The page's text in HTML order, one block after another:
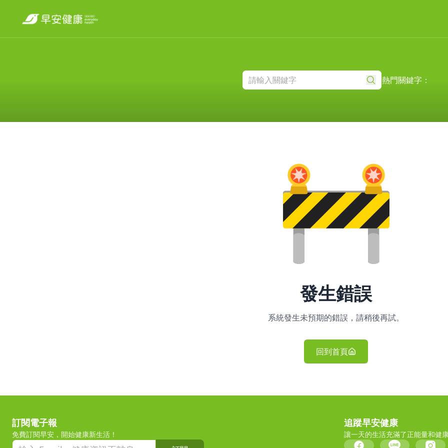
熱門關鍵字：
發生錯誤
系統發生未預期的錯誤，請稍後再試。
回到首頁
訂閱電子報
免費訂閱早安，開始健康新生活！
追蹤早安健康
讓一天的生活充滿了正能量和健